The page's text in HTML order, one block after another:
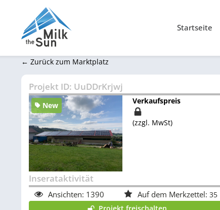
Startseite
← Zurück zum Marktplatz
Projekt ID: UuDDrKrjwj
New Verkaufspreis
(zzgl. MwSt)
Inserataktivität
Ansichten: 1390 Auf dem Merkzettel: 35